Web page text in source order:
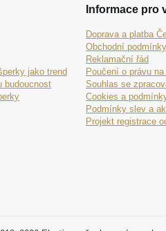
jako trend
budoucnost
Informace pro
Doprava a platba
Obchodní podmínky
Reklamační řád
Poučení o právu
Souhlas se
Cookies a
Podmínky slev a
Projekt registrace